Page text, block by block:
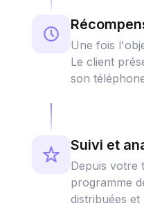
Une fois
Le client
son
Suivi et
Depuis votre
programme
distribuées